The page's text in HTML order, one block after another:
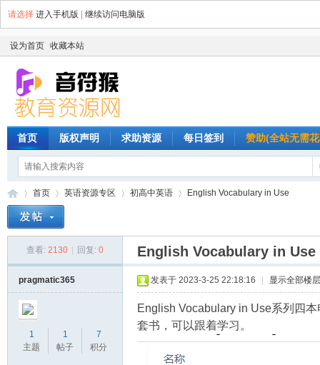
请选择 进入手机版 继续访问电脑版
设为首页 收藏本站
首页 版权声明 求助资源 每日签到 赞助(全站无需
首页
›
英语资源专区 初高中英语
›
English Vocabulary in Use
查看: 2130 回复: 0 English Vocabulary in Use
pragmatic365
1
主题
1
帖子
7
积分
发表于 2023-3-25 22:18:16 显示全部楼层
English Vocabulary in Use系列四
套书，可以跟着学习。